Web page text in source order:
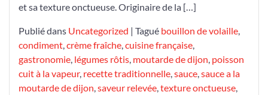
et sa texture onctueuse. Originaire de la […]
Publié dans Uncategorized | Tagué bouillon de volaille
condiment crème fraîche cuisine française
gastronomie légumes rôtis moutarde de dijon poisson
cuit à la vapeur, recette traditionnelle sauce sauce a la
moutarde de dijon saveur relevée texture onctueuse